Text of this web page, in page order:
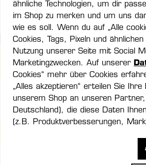
NEU
ähnliche Technologien, um dir
im Shop zu merken und um uns
wie es soll. Wenn du auf „Alle
Cookies, Tags, Pixeln und
Nutzung unserer Seite mit Social
Marketingzwecken. Auf unserer
Cookies“ mehr über Cookies
„Alles akzeptieren“ erteilen Sie
unserem Shop an unseren
Deutschland), die diese Daten
(z.B. Produktverbesserungen,